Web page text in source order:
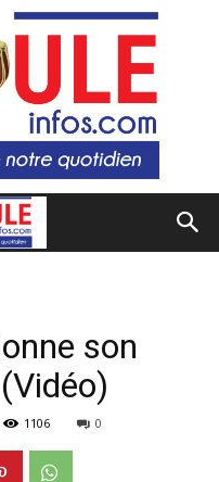
son
(Vidéo)
1106 0